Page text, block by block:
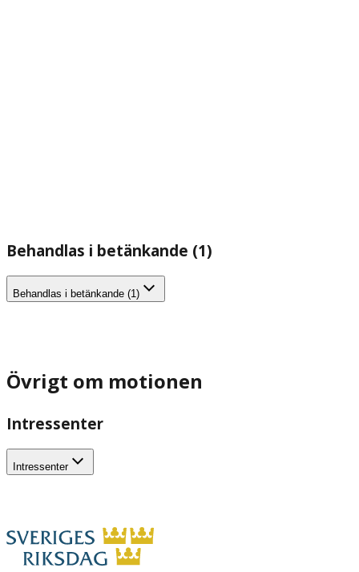
Behandlas i betänkande (1)
Behandlas i betänkande (1)
Övrigt om motionen
Intressenter
Intressenter